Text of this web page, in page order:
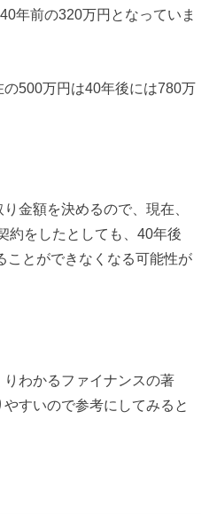
年前の320万円となっていま
の500万円は40年後には780万
り金額を決めるので、現在、
約をしたとしても、40年後
ことができなくなる可能性が
わかるファイナンスの著
すいので参考にしてみると